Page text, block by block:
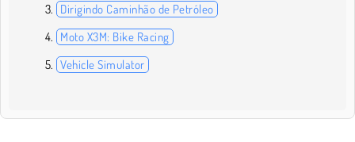
Dirigindo Caminhão de Petróleo
Moto X3M: Bike Racing
Vehicle Simulator